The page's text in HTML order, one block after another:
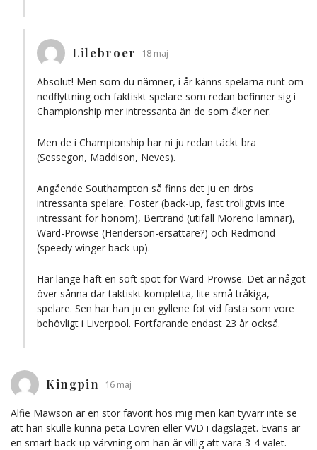
Lilebroer 18 maj
Absolut! Men som du nämner, i år känns spelarna runt om
nedflyttning och faktiskt spelare som redan befinner sig i
Championship mer intressanta än de som åker ner.
Men de i Championship har ni ju redan täckt bra
(Sessegon, Maddison, Neves).
Angående Southampton så finns det ju en drös
intressanta spelare. Foster (back-up, fast troligtvis inte
intressant för honom), Bertrand (utifall Moreno lämnar),
Ward-Prowse (Henderson-ersättare?) och Redmond
(speedy winger back-up).
Har länge haft en soft spot för Ward-Prowse. Det är något
över sånna där taktiskt kompletta, lite små tråkiga,
spelare. Sen har han ju en gyllene fot vid fasta som vore
behövligt i Liverpool. Fortfarande endast 23 år också.
Kingpin 16 maj
Alfie Mawson är en stor favorit hos mig men kan tyvärr inte se
att han skulle kunna peta Lovren eller VVD i dagsläget. Evans är
en smart back-up värvning om han är villig att vara 3-4 valet.